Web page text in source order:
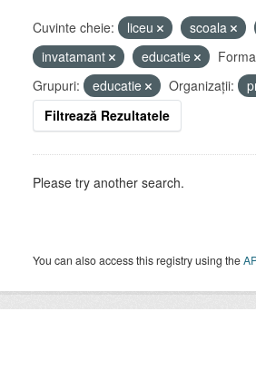
Cuvinte cheie: liceu scoala
invatamant
educatie
Grupuri:
educatie Organizații:
Filtrează Rezultatele
Please try another search.
You can also access this registry using the